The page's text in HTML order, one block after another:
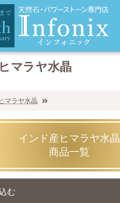
マラヤ水晶
マラヤ水晶
インド産ヒマラヤ水晶
商品一覧
む